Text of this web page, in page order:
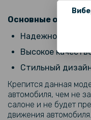
Основные
Надежное
Высокое
Стильный
Крепится данная
автомобиля, чем не
салоне и не будет
движения автомобиля.